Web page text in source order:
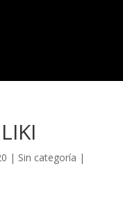
| Sin categoría |